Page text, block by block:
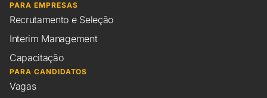
PARA EMPRESAS
Recrutamento e Seleção
Interim Management
Capacitação
PARA CANDIDATOS
Vagas